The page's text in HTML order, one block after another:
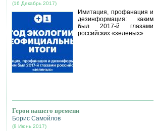
(16 Декабрь 2017)
Имитация, профанация и
дезинформация: каким
был 2017-й глазами
российских «зеленых»
Герои нашего времени
Борис Самойлов
(8 Июнь 2017)